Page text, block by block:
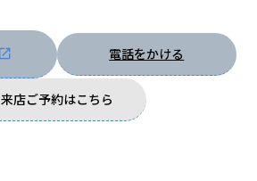
電話をかける
来店ご予約はこちら